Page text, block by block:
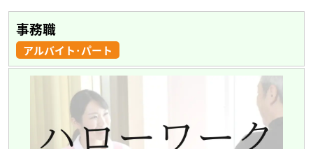
事務職
アルバイト･パート